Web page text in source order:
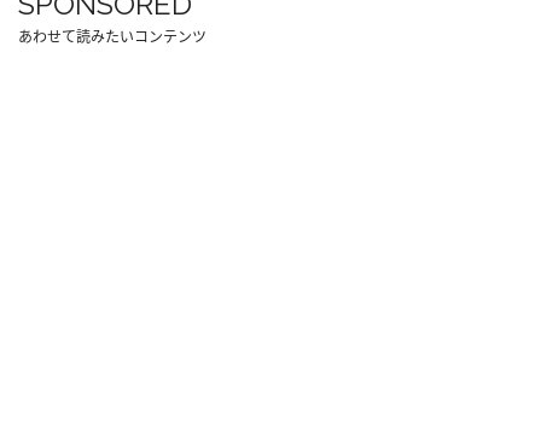
あわせて読みたいコンテンツ